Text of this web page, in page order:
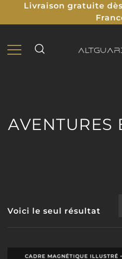
Livraison gratuite
AVENTURES
Voici le seul résultat